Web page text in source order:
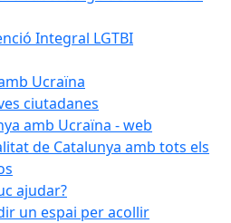
Integral LGTBI
Ucraïna
ciutadanes
amb Ucraïna - web
de Catalunya amb tots els
ajudar?
un espai per acollir